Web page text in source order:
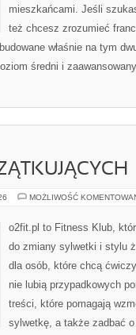
mieszkańcami. Jeśli
też chcesz zrozumieć
właśnie na tym
średni i
MOŻLIWOŚĆ
o2fit.pl to Fitness Klub,
do zmiany sylwetki i stylu
dla osób, które chcą
nie lubią przypadkowych
treści, które pomagają
sylwetkę, a także zadbać